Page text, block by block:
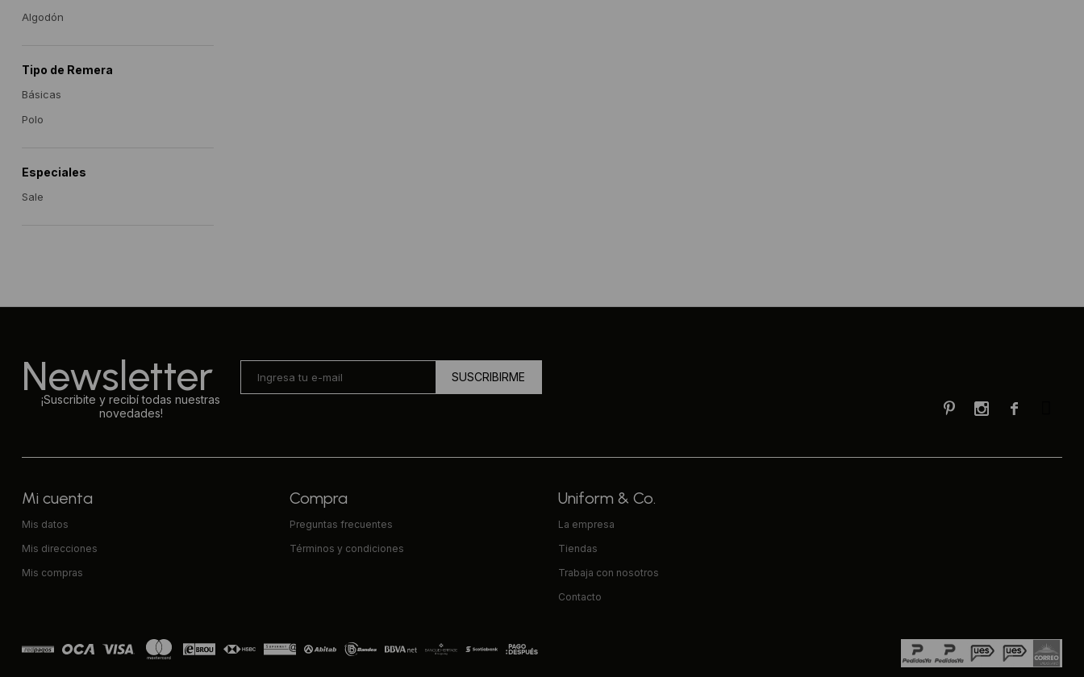
Algodón
Tipo de Remera
Básicas
Polo
Especiales
Sale
Newsletter
¡Suscribite y recibí todas nuestras
novedades!
SUSCRIBIRME

 
Mi cuenta
Mis datos
Mis direcciones
Mis compras
Compra
Preguntas frecuentes
Términos y condiciones
Uniform & Co.
La empresa
Tiendas
Trabaja con nosotros
Contacto